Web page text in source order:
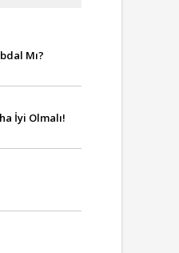
Mı?
İyi Olmalı!